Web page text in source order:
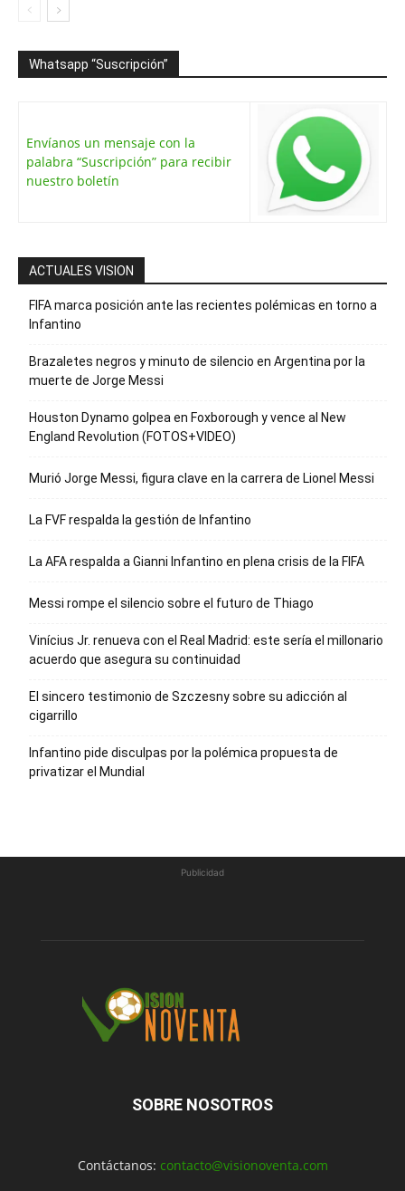
Whatsapp “Suscripción”
Envíanos un mensaje con la
palabra “Suscripción” para recibir
nuestro boletín
ACTUALES VISION
FIFA marca posición ante las recientes polémicas en torno a
Infantino
Brazaletes negros y minuto de silencio en Argentina por la
muerte de Jorge Messi
Houston Dynamo golpea en Foxborough y vence al New
England Revolution (FOTOS+VIDEO)
Murió Jorge Messi, figura clave en la carrera de Lionel Messi
La FVF respalda la gestión de Infantino
La AFA respalda a Gianni Infantino en plena crisis de la FIFA
Messi rompe el silencio sobre el futuro de Thiago
Vinícius Jr. renueva con el Real Madrid: este sería el millonario
acuerdo que asegura su continuidad
El sincero testimonio de Szczesny sobre su adicción al
cigarrillo
Infantino pide disculpas por la polémica propuesta de
privatizar el Mundial
Publicidad
SOBRE NOSOTROS
Contáctanos: contacto@visionoventa.com